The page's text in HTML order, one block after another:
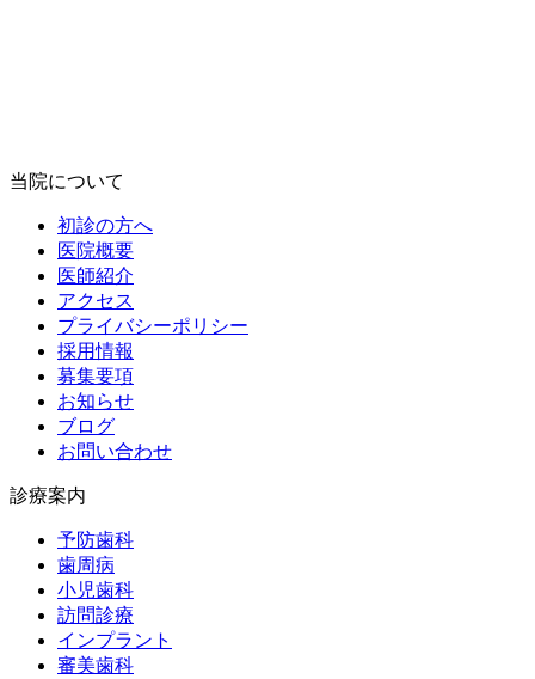
当院について
初診の方へ
医院概要
医師紹介
アクセス
プライバシーポリシー
採用情報
募集要項
お知らせ
ブログ
お問い合わせ
診療案内
予防歯科
歯周病
小児歯科
訪問診療
インプラント
審美歯科